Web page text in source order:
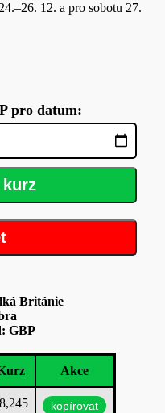
12. a pro sobotu 27.
pro datum:
kurz
Británie
GBP
Akce
kopírovat